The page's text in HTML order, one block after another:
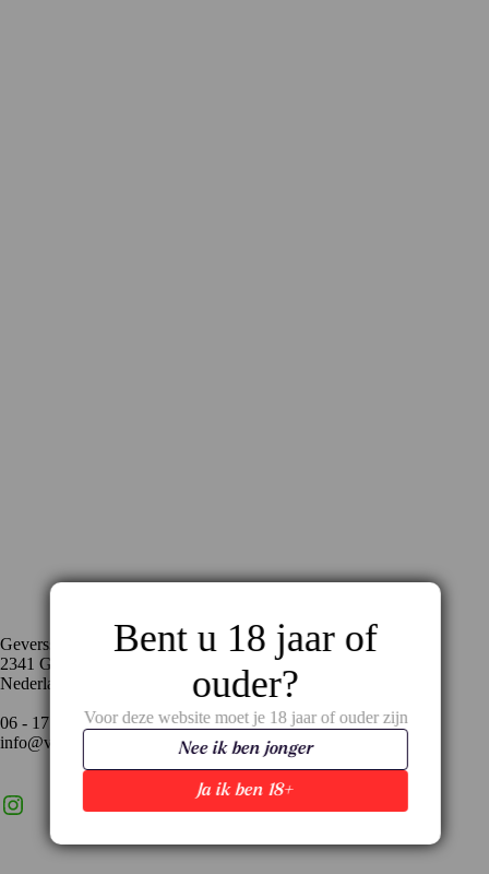
Geversstraat 35
2341 GA Oegstgeest
Nederland
06 - 17 59 02 94
info@vinopronto.nl
InstagramLinkedIn
Bent u 18 jaar of
ouder?
Voor deze website moet je 18 jaar of ouder zijn
Ja ik ben 18+
Nee ik ben jonger